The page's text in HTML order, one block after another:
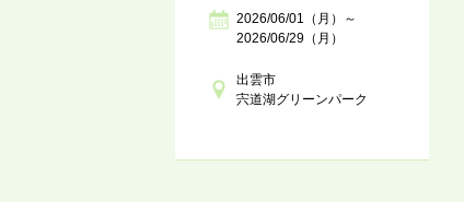
2026/06/01（月）～
2026/06/29（月）
出雲市
宍道湖グリーンパーク